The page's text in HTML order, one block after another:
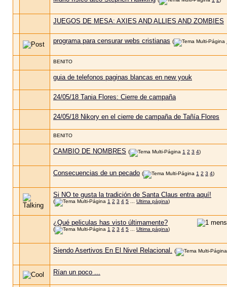
JUEGOS DE MESA: AXIES AND ALLIES AND ZOMBIES
programa para censurar webs cristianas (
BENITO
guia de telefonos paginas blancas en new youk
24/05/18 Tania Flores: Cierre de campaña
24/05/18 Nikory en el cierre de campaña de Tañía Flores
BENITO
CAMBIO DE NOMBRES ( 1 2 3 4)
Consecuencias de un pecado ( 1 2 3 4)
Si NO te gusta la tradición de Santa Claus entra aquí!
( 1 2 3 4 5 Ultima página)
¿Qué peliculas has visto últimamente?
( 1 2 3 4 5 Ultima página)
Siendo Asertivos En El Nivel Relacional. (
Rían un poco ...